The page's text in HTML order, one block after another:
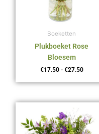
Boeketten
Plukboeket Rose
Bloesem
€17.50 - €27.50
€16.50
tot
€26.50